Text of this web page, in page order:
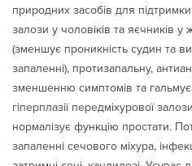
природних засобів для
залози у чоловіків та яєчників
(зменшує проникність судин та
запаленні), протизапальну,
зменшенню симптомів та гальмує
гіперплазії передміхурової
нормалізує функцію простати.
запаленні сечового міхура,